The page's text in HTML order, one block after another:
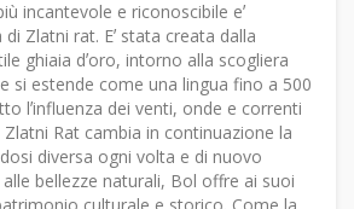
incantevole e riconoscibile eʼ
Zlatni rat. Eʼ stata creata dalla
ghiaia dʼoro, intorno alla scogliera
si estende come una lingua fino a 500
lʼinfluenza dei venti, onde e correnti
Rat cambia in continuazione la
diversa ogni volta e di nuovo
bellezze naturali, Bol offre ai suoi